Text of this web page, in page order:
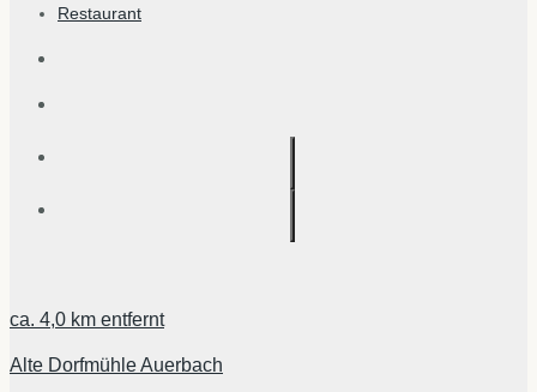
Restaurant
ca. 4,0 km entfernt
Alte Dorfmühle Auerbach